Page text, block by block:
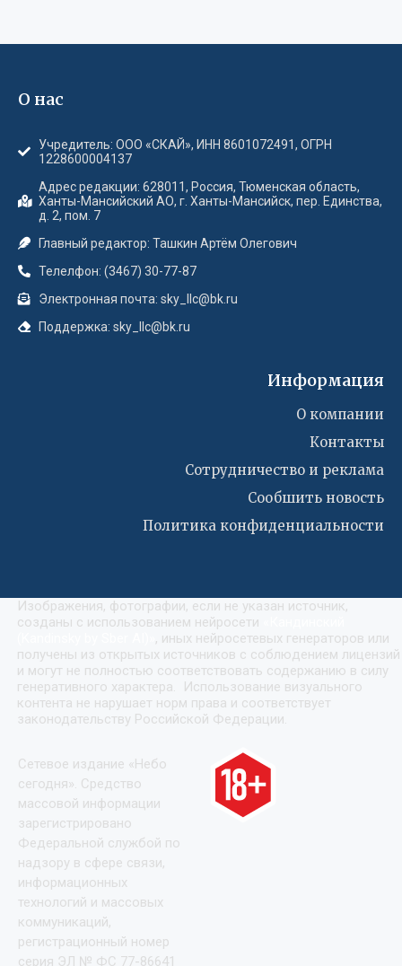
О нас
Учредитель: ООО «СКАЙ», ИНН 8601072491, ОГРН
1228600004137
Адрес редакции: 628011, Россия, Тюменская область,
Ханты-Мансийский АО, г. Ханты-Мансийск, пер. Единства,
д. 2, пом. 7
Главный редактор: Ташкин Артём Олегович
Телелфон: (3467) 30-77-87
Электронная почта: sky_llc@bk.ru
Поддержка: sky_llc@bk.ru
Информация
О компании
Контакты
Сотрудничество и реклама
Сообшить новость
Политика конфиденциальности
Изображения, фотографии, если не указан источник,
созданы с использованием нейросети
, иных нейросетевых генераторов или
получены из открытых источников с соблюдением лицензий
и могут не полностью соответствовать содержанию в силу
генеративного характера. Использование визуального
контента не нарушает норм права и соответствует
законодательству Российской Федерации.
Сетевое издание «Небо
сегодня». Средство
массовой информации
зарегистрировано
Федеральной службой по
надзору в сфере связи,
информационных
технологий и массовых
коммуникаций,
регистрационный номер
серия ЭЛ № ФС 77-86641